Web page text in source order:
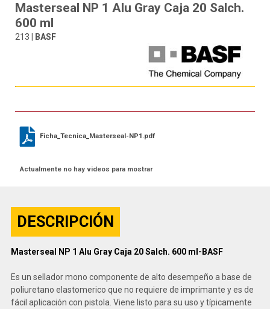
Masterseal NP 1 Alu Gray Caja 20 Salch.
600 ml
213 | BASF
Ficha_Tecnica_Masterseal-NP1.pdf
Actualmente no hay videos para mostrar
DESCRIPCIÓN
Masterseal NP 1 Alu Gray Caja 20 Salch. 600 ml-BASF
Es un sellador mono componente de alto desempeño a base de
poliuretano elastomerico que no requiere de imprimante y es de
fácil aplicación con pistola. Viene listo para su uso y típicamente